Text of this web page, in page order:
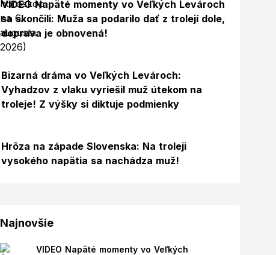
VIDEO Napäté momenty vo Veľkých Levároch
sa skončili: Muža sa podarilo dať z trolejí dole,
doprava je obnovená!
Bizarná dráma vo Veľkých Levároch:
Vyhadzov z vlaku vyriešil muž útekom na
troleje! Z výšky si diktuje podmienky
Hrôza na západe Slovenska: Na troleji
vysokého napätia sa nachádza muž!
Najnovšie
VIDEO Napäté momenty vo Veľkých